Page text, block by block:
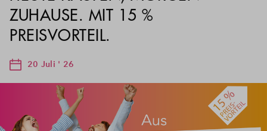
ZUHAUSE. MIT 15 %
PREISVORTEIL.
20 Juli ' 26